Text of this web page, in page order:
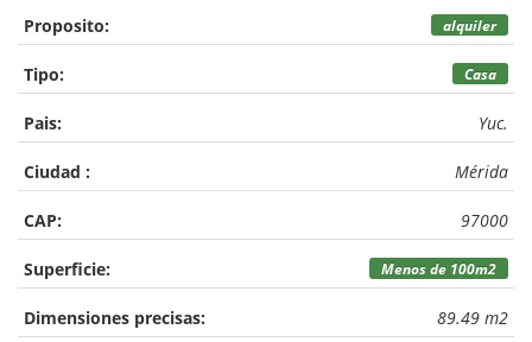
Proposito: alquiler
Tipo: Casa
Pais: Yuc.
Ciudad : Mérida
CAP: 97000
Superficie: Menos de 100m2
Dimensiones precisas: 89.49 m2